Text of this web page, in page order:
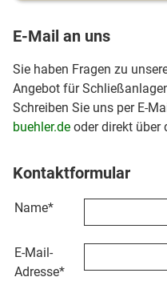
E-Mail an uns
Sie haben Fragen zu
Angebot für
Schreiben Sie uns per E-
buehler.de oder direkt über
Kontaktformular
Name*
E-Mail-
Adresse*